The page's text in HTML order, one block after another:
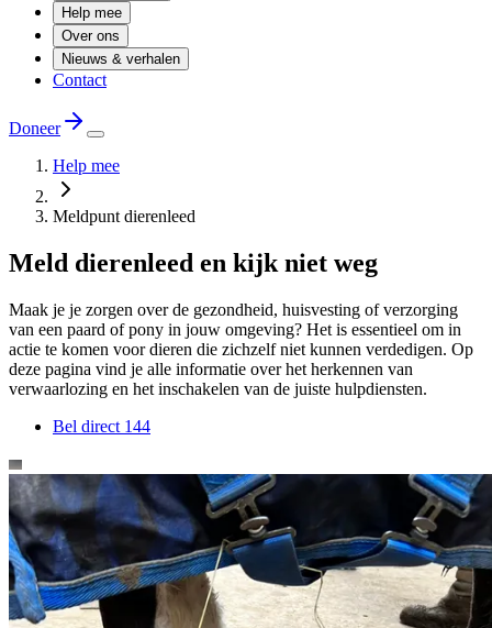
Help mee
Over ons
Nieuws & verhalen
Contact
Doneer
Help mee
Meldpunt dierenleed
Meld dierenleed en kijk niet weg
Maak je je zorgen over de gezondheid, huisvesting of verzorging
van een paard of pony in jouw omgeving? Het is essentieel om in
actie te komen voor dieren die zichzelf niet kunnen verdedigen. Op
deze pagina vind je alle informatie over het herkennen van
verwaarlozing en het inschakelen van de juiste hulpdiensten.
Bel direct 144